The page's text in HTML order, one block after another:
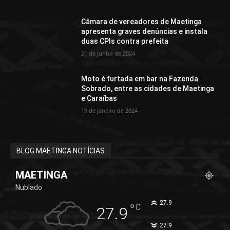
Câmara de vereadores de Maetinga
apresenta graves denúncias e instala
duas CPIs contra prefeita
21 de junho de 2024
Moto é furtada em bar na Fazenda
Sobrado, entre as cidades de Maetinga
e Caraíbas
19 de janeiro de 2024
BLOG MAETINGA NOTÍCIAS
MAETINGA
Nublado
27.9 °C 27.9
27.9